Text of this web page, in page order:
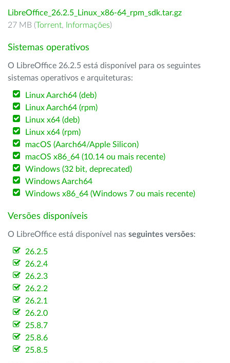
LibreOffice_26.2.5_Linux_x86-64_rpm_sdk.tar.gz
27 MB (Torrent, Informações)
Sistemas operativos
O LibreOffice 26.2.5 está disponível para os seguintes
sistemas operativos e arquiteturas:
Linux Aarch64 (deb)
Linux Aarch64 (rpm)
Linux x64 (deb)
Linux x64 (rpm)
macOS (Aarch64/Apple Silicon)
macOS x86_64 (10.14 ou mais recente)
Windows (32 bit, deprecated)
Windows Aarch64
Windows x86_64 (Windows 7 ou mais recente)
Versões disponíveis
O LibreOffice está disponível nas seguintes versões:
26.2.5
26.2.4
26.2.3
26.2.2
26.2.1
26.2.0
25.8.7
25.8.6
25.8.5